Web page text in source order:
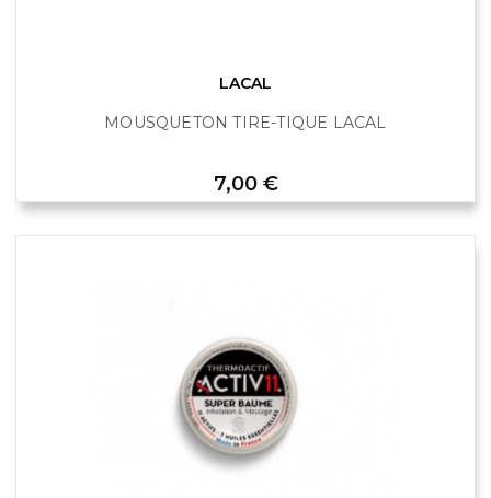
LACAL
MOUSQUETON TIRE-TIQUE LACAL
Prix
7,00 €